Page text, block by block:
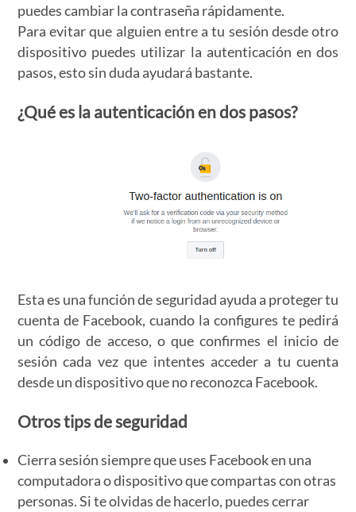
puedes cambiar la contraseña rápidamente.
Para evitar que alguien entre a tu sesión desde otro
dispositivo puedes utilizar la autenticación en dos
pasos, esto sin duda ayudará bastante.
¿Qué es la autenticación en dos pasos?
Esta es una función de seguridad ayuda a proteger tu
cuenta de Facebook, cuando la configures te pedirá
un código de acceso, o que confirmes el inicio de
sesión cada vez que intentes acceder a tu cuenta
desde un dispositivo que no reconozca Facebook.
Otros tips de seguridad
Cierra sesión siempre que uses Facebook en una
computadora o dispositivo que compartas con otras
personas. Si te olvidas de hacerlo, puedes cerrar